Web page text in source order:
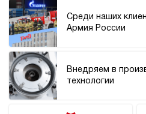
Среди наших
Армия России
Внедряем в
технологии